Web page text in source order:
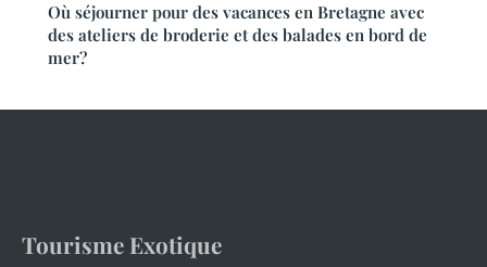
Où séjourner pour des vacances en Bretagne avec
des ateliers de broderie et des balades en bord de
mer?
Tourisme Exotique